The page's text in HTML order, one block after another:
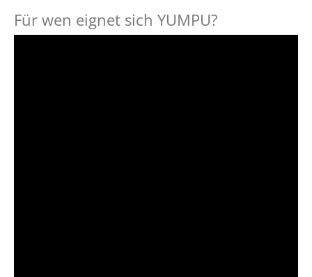
Für wen eignet sich YUMPU?